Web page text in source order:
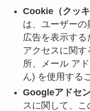
Cookie（クッ
は、ユーザー
広告を表示す
アクセスに関
所、メール ア
ん) を使用する
Googleアドセ
スに関して、